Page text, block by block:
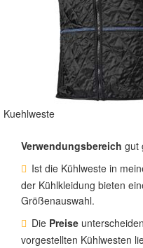
Kuehlweste
Verwendungsbereich gut
Ist die Kühlweste in
der Kühlkleidung bieten
Größenauswahl.
Die Preise
vorgestellten Kühlwesten